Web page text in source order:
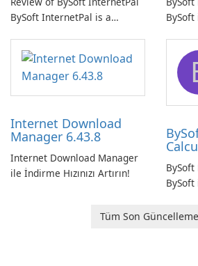
BySoft InternetPal is a
application designed to
monitor your internet
connection and provide real-
time insights into its
Internet Download
Manager 6.43.8
Internet Download Manager
ile İndirme Hızınızı Artırın!
Tüm Son